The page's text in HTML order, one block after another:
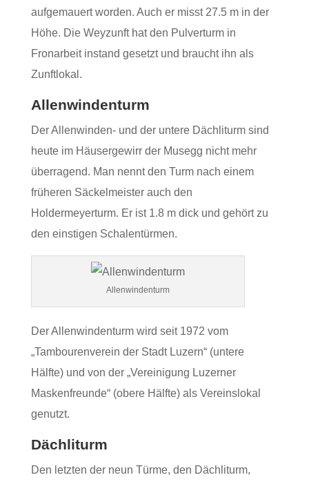
aufgemauert worden. Auch er misst 27.5 m in der
Höhe. Die Weyzunft hat den Pulverturm in
Fronarbeit instand gesetzt und braucht ihn als
Zunftlokal.
Allenwindenturm
Der Allenwinden- und der untere Dächliturm sind
heute im Häusergewirr der Musegg nicht mehr
überragend. Man nennt den Turm nach einem
früheren Säckelmeister auch den
Holdermeyerturm. Er ist 1.8 m dick und gehört zu
den einstigen Schalentürmen.
Allenwindenturm
Der Allenwindenturm wird seit 1972 vom
„Tambourenverein der Stadt Luzern“ (untere
Hälfte) und von der „Vereinigung Luzerner
Maskenfreunde“ (obere Hälfte) als Vereinslokal
genutzt.
Dächliturm
Den letzten der neun Türme, den Dächliturm,